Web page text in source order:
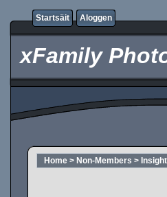
Startsäit Aloggen
xFamily
Home > Non-Members > Insight